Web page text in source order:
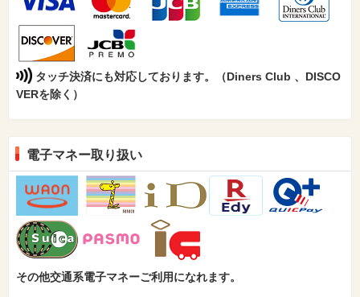
タッチ決済にも対応しております。（Diners Club 、DISCO
VERを除く）
電子マネー取り扱い
その他交通系電子マネーご利用になれます。